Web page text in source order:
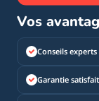
Vos
Conseils
Garantie